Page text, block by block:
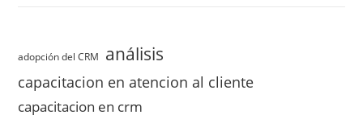
adopción del CRM análisis
capacitacion en atencion al cliente
capacitacion en crm